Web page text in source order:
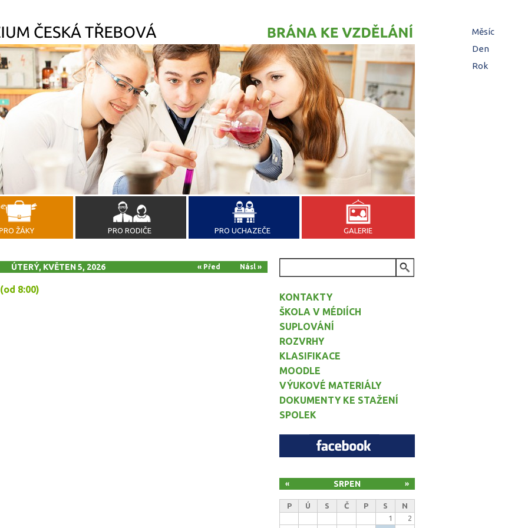
ŽÁKY PRO RODIČE PRO UCHAZEČE GALERIE
ÚTERÝ, KVĚTEN 5, 2026 « Před Násl »
8:00)
KONTAKTY
ŠKOLA V MÉDIÍCH
SUPLOVÁNÍ
ROZVRHY
KLASIFIKACE
MOODLE
VÝUKOVÉ MATERIÁLY
DOKUMENTY KE STAŽENÍ
SPOLEK
SRPEN
« »
P Ú S Č P S
N
1
2
Měsíc
Den(aktivní
Rok